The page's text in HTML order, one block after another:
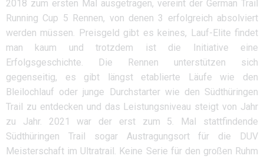
2018 zum ersten Mal ausgetragen, vereint der German Trail
Running Cup 5 Rennen, von denen 3 erfolgreich absolviert
werden müssen. Preisgeld gibt es keines, Lauf-Elite findet
man kaum und trotzdem ist die Initiative eine
Erfolgsgeschichte. Die Rennen unterstützen sich
gegenseitig, es gibt längst etablierte Läufe wie den
Bleilochlauf oder junge Durchstarter wie den Südthüringen
Trail zu entdecken und das Leistungsniveau steigt von Jahr
zu Jahr. 2021 war der erst zum 5. Mal stattfindende
Südthüringen Trail sogar Austragungsort für die DUV
Meisterschaft im Ultratrail. Keine Serie für den großen Ruhm